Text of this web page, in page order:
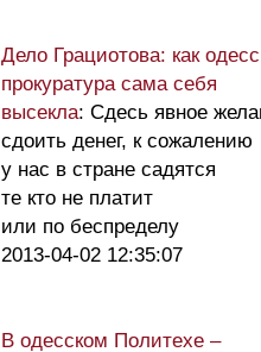
Дело Грациотова: как
прокуратура сама себя
высекла: Сдесь явное
сдоить денег, к сожалению
у нас в стране садятся
те кто не платит
или по беспределу
2013-04-02 12:35:07
В одесском Политехе –